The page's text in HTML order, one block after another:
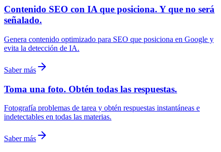
Contenido SEO con IA que posiciona. Y que no será
señalado.
Genera contenido optimizado para SEO que posiciona en Google y
evita la detección de IA.
Saber más
Toma una foto. Obtén todas las respuestas.
Fotografía problemas de tarea y obtén respuestas instantáneas e
indetectables en todas las materias.
Saber más